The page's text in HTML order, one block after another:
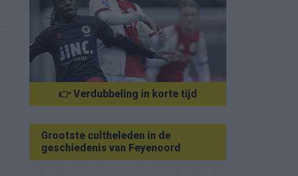
👉 Verdubbeling in korte tijd
Grootste cultheleden in de
geschiedenis van Feyenoord